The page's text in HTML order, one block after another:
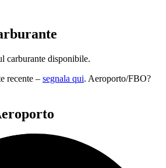
carburante disponibile.
recente – segnala qui. Aeroporto/FBO?